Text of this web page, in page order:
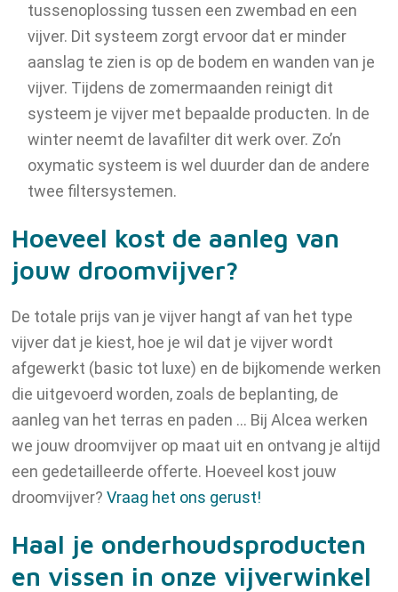
tussenoplossing tussen een zwembad en een
vijver. Dit systeem zorgt ervoor dat er minder
aanslag te zien is op de bodem en wanden van je
vijver. Tijdens de zomermaanden reinigt dit
systeem je vijver met bepaalde producten. In de
winter neemt de lavafilter dit werk over. Zo’n
oxymatic systeem is wel duurder dan de andere
twee filtersystemen.
Hoeveel kost de aanleg van
jouw droomvijver?
De totale prijs van je vijver hangt af van het type
vijver dat je kiest, hoe je wil dat je vijver wordt
afgewerkt (basic tot luxe) en de bijkomende werken
die uitgevoerd worden, zoals de beplanting, de
aanleg van het terras en paden … Bij Alcea werken
we jouw droomvijver op maat uit en ontvang je altijd
een gedetailleerde offerte. Hoeveel kost jouw
droomvijver?Vraag het ons gerust!
Haal je onderhoudsproducten
en vissen in onze vijverwinkel